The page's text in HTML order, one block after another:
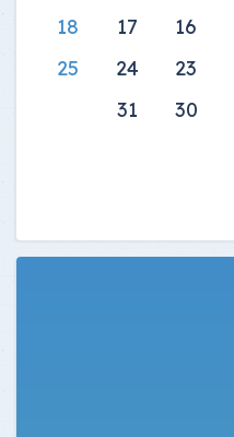
16
17
18
23
24
25
30
31